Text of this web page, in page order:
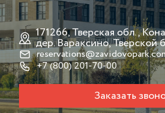
171266, Тверская обл.,
дер. Вараксино, Тверской
+7 (800) 201-70-00
Заказать